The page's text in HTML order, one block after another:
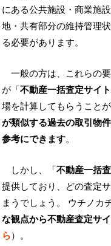
にある公共施設・商業施
地・共有部分の維持管理
る必要があります。
一般の方は、これらの
が「不動産一括査定サイト
場を計算してもらうことが
が類似する過去の取引物
参考にできます。
しかし、「不動産一括
提供しており、どの査定
まうでしょう。 ウチノカ
な観点から不動産査定サ
ら）。